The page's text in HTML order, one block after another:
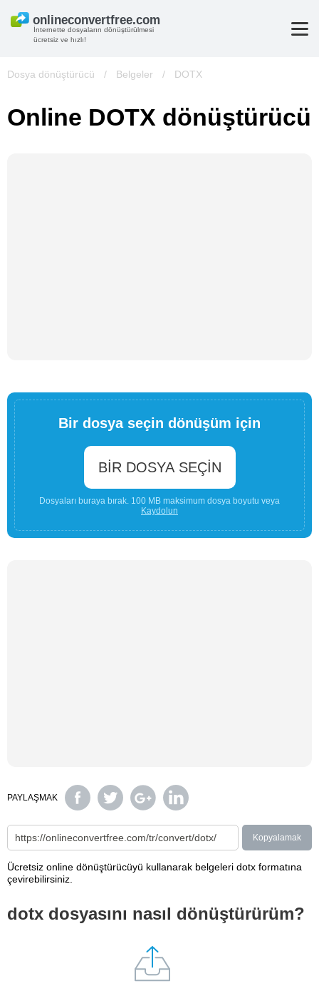
İnternette dosyaların dönüştürülmesi
ücretsiz ve hızlı!
Dosya dönüştürücü / Belgeler / DOTX
Online DOTX dönüştürücü
Bir dosya seçin dönüşüm için
BIR DOSYA SEÇIN
Dosyaları buraya bırak. 100 MB maksimum dosya boyutu veya
Kaydolun
PAYLAŞMAK
Kopyalamak
Ücretsiz online dönüştürücüyü kullanarak belgeleri dotx formatına
çevirebilirsiniz.
dotx dosyasını nasıl dönüştürürüm?